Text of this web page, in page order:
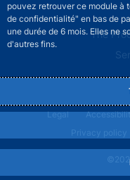
pouvez retrouver ce module à
de confidentialité" en bas de
une durée de 6 mois. Elles ne
d'autres fins.
The
Footer legal notice
Legal
Privacy policy